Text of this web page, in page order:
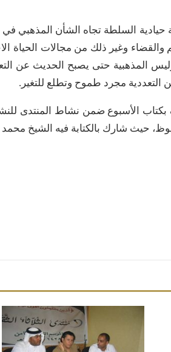
السلطة تجاه الشأن المذهبي في
والقضاء وغير ذلك من مجالات الحياة
المذهبية حتى يصبح الحديث عن
التعددية مجرد طموح وتطلع للتغير.
الأسبوع ضمن نشاط المنتدى
حيث شارك بالكتابة فيه الشيخ